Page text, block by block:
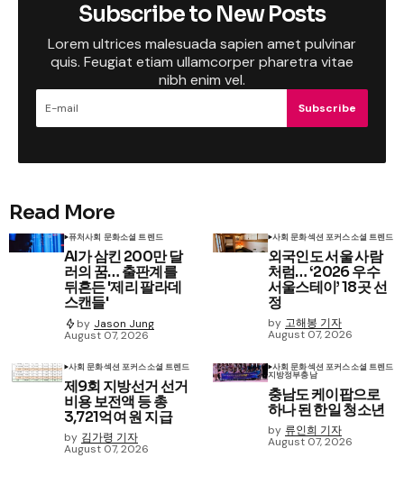
Subscribe to New Posts
Lorem ultrices malesuada sapien amet pulvinar
quis. Feugiat etiam ullamcorper pharetra vitae
nibh enim vel.
Subscribe
Read More
퓨처사회 문화소셜 트렌드
AI가 삼킨 200만 달
러의 꿈… 출판계를
뒤흔든 '제리 팔라데
스캔들'
by Jason Jung
August 07, 2026
사회 문화섹션 포커스소셜 트렌드
외국인도 서울 사람
처럼… ‘2026 우수
서울스테이’ 18곳 선
정
by 고해봉 기자
August 07, 2026
사회 문화섹션 포커스소셜 트렌드
제9회 지방선거 선거
비용 보전액 등 총
3,721억여 원 지급
by 김가령 기자
August 07, 2026
사회 문화섹션 포커스소셜 트렌드
지방정부충남
충남도 케이팝으로
하나 된 한일 청소년
by 류인희 기자
August 07, 2026